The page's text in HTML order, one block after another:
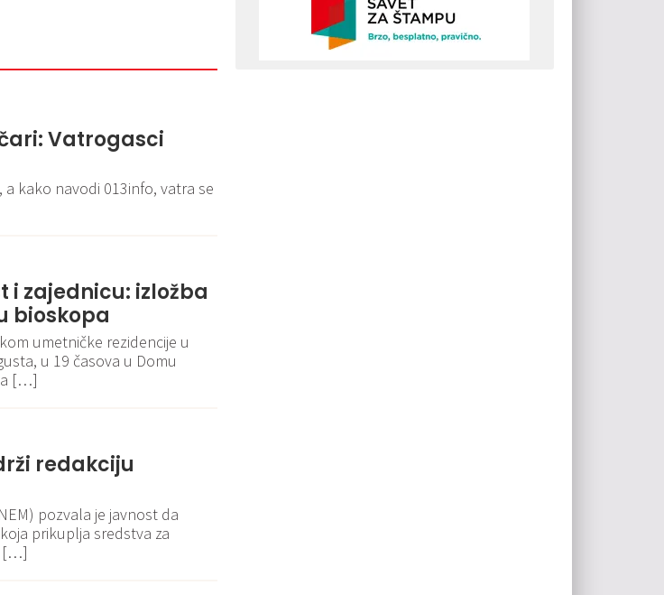
Vatrogasci
kako navodi 013info, vatra se
zajednicu: izložba
bioskopa
umetničke rezidencije u
u 19 časova u Domu
[…]
redakciju
pozvala je javnost da
prikuplja sredstva za
[…]